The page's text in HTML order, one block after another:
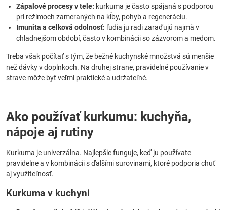
Zápalové procesy v tele: kurkuma je často spájaná s podporou
pri režimoch zameraných na kĺby, pohyb a regeneráciu.
Imunita a celková odolnosť: ľudia ju radi zaraďujú najmä v
chladnejšom období, často v kombinácii so zázvorom a medom.
Treba však počítať s tým, že bežné kuchynské množstvá sú menšie
než dávky v doplnkoch. Na druhej strane, pravidelné používanie v
strave môže byť veľmi praktické a udržateľné.
Ako používať kurkumu: kuchyňa,
nápoje aj rutiny
Kurkuma je univerzálna. Najlepšie funguje, keď ju používate
pravidelne a v kombinácii s ďalšími surovinami, ktoré podporia chuť
aj využiteľnosť.
Kurkuma v kuchyni